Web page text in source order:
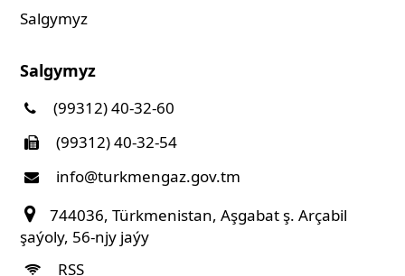
Salgymyz
Salgymyz
(99312) 40-32-60
(99312) 40-32-54
info@turkmengaz.gov.tm
744036, Türkmenistan, Aşgabat ş. Arçabil
şaýoly, 56-njy jaýy
RSS